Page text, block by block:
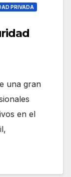
PRIVADA
una gran
en el